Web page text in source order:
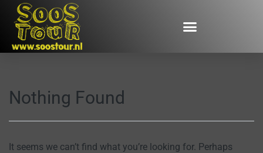
Nothing Found
It seems we can’t find what you’re looking for. Perhaps